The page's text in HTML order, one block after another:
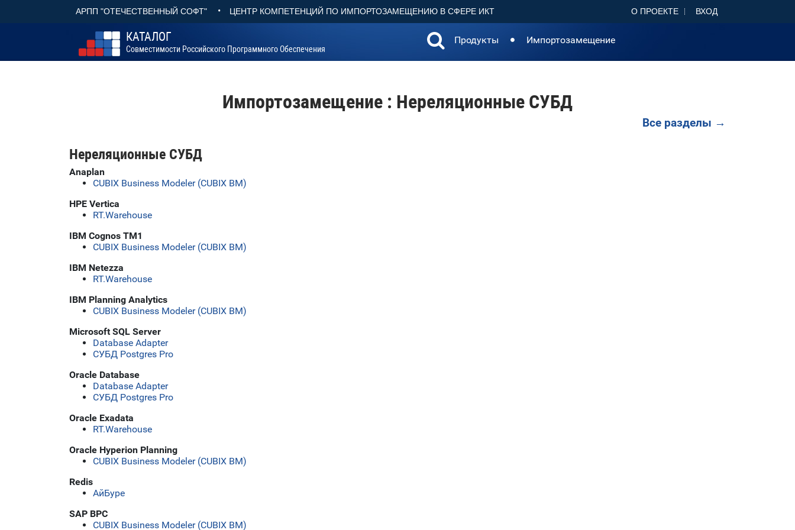
АРПП "ОТЕЧЕСТВЕННЫЙ СОФТ" • ЦЕНТР КОМПЕТЕНЦИЙ ПО ИМПОРТОЗАМЕЩЕНИЮ В СФЕРЕ ИКТ О ПРОЕКТЕ ВХОД
КАТАЛОГ
Совместимости Российского Программного Обеспечения
Продукты Импортозамещение
Импортозамещение : Нереляционные СУБД
Все разделы →
Нереляционные СУБД
Anaplan
CUBIX Business Modeler (CUBIX BM)
HPE Vertica
RT.Warehouse
IBM Cognos TM1
CUBIX Business Modeler (CUBIX BM)
IBM Netezza
RT.Warehouse
IBM Planning Analytics
CUBIX Business Modeler (CUBIX BM)
Microsoft SQL Server
Database Adapter
СУБД Postgres Pro
Oracle Database
Database Adapter
СУБД Postgres Pro
Oracle Exadata
RT.Warehouse
Oracle Hyperion Planning
CUBIX Business Modeler (CUBIX BM)
Redis
АйБуре
SAP BPC
CUBIX Business Modeler (CUBIX BM)